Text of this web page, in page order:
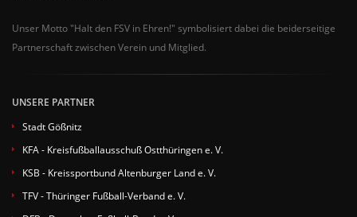
Unser Motto "Halt den FSV in Ehren!" symbolisiert dabei die beiderseitige
Partnerschaft zwischen Verein und Mitglied.
UNSERE PARTNER
Stadt Gößnitz
KFA - Kreisfußballausschuß Ostthüringen e. V.
KSB - Kreissportbund Altenburger Land e. V.
TFV - Thüringer Fußball-Verband e. V.